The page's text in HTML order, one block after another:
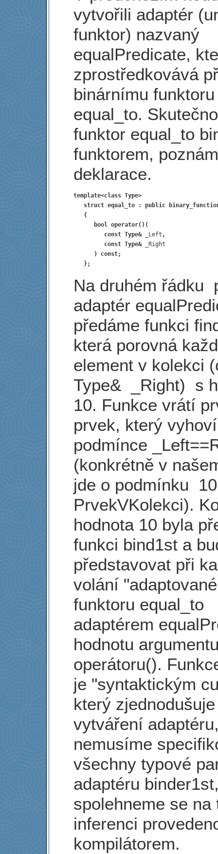
vytvořili adaptér
funktor) nazvaný
equalPredicate,
zprostředkovává
binárnímu funktoru
equal_to.
funktor equal_to
funktorem,
deklarace.
template<class Type>
struct equal_to : public
   {
      bool operator()(
         const Type&
_Left ,
         const Type&
      ) const;
   };
Na druhém řádku
adaptér
předáme funkci
která porovná
element v kolekci
Type&
_Right) s
10. Funkce vrátí
prvek, který vyhoví
podmínce
(konkrétně v
jde o podmínku
PrvekVKolekci).
hodnota 10 byla
funkci bind1st a
představovat při
volání
funktoru equal_to
adaptérem
hodnotu
operátoru().
je "syntaktickým
který zjednodušuje
vytváření
nemusíme
všechny typové
adaptéru
spolehneme se na
inferenci
kompilátorem.